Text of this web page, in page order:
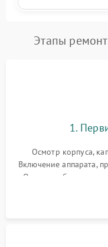
Этапы
1.
Осмотр корпуса,
Включение аппарата,
Оценка работы
Измерение